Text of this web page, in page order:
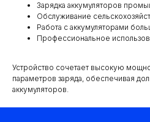
Зарядка аккумуляторов
Обслуживание
Работа с аккумуляторами
Профессиональное
Устройство сочетает высокую
параметров заряда, обеспечивая
аккумуляторов.
Квадрокоптеры
Аксессуары для
Детекторы и
Прицелы